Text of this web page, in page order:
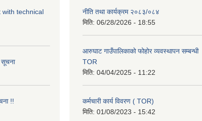
with technical
सूचना
!!
नीति तथा कार्यक्रम २०८३/०८४
मिति: 06/28/2026 - 18:55
आरुघाट गाउँपालिकाको फोहोर व्यवस्थापन सम्बन्धी
TOR
मिति: 04/04/2025 - 11:22
कर्मचारी कार्य विवरण ( TOR)
मिति: 01/08/2023 - 15:42